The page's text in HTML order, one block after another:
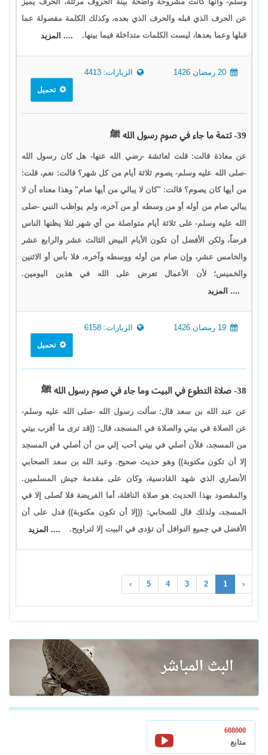
عن الحرف الذي قبله والحرف الذي بعده، وكذلك الكلمة مفصولة عما
قبلها وعما بعدها، ليست الكلمات متداخلة فيما بينها.
.... المزيد
الزيارات: 4413
تحميل
39- تتمة ما جاء في صوم رسول الله ﷺ
عن معاذة قالت: قلت لعائشة -رضي الله عنها- هل كان رسول الله
-صلى الله عليه وسلم- يصوم ثلاثة أيام من كل شهر؟ قالت: نعم، قلت:
من أيها كان يصوم؟ قالت: "كان لا يبالي من أيها صام" وهذا معناه أن لا
يبالي صام من أوله أو من وسطه أو من آخره، ولم يواظب النبي -صلى
الله عليه وسلم- على ثلاثة أيام متواصلة من أي شهر لئلا يظنها الناس
فرضاً، ولكن الأفضل أن تكون الأيام البيض الثالث عشر والرابع عشر
والخامس عشر، وإن صام من أوله ووسطه وآخره، فلا بأس أو الاثنين
والخميس؛ لأن الأعمال تعرض على الله في هذين اليومين.
.... المزيد
الزيارات: 6158
تحميل
38- صلاة التطوع في البيت وما جاء في صوم رسول الله ﷺ
عن عبد الله بن سعد قال: سألت رسول الله -صلى الله عليه وسلم-
عن الصلاة في بيتي والصلاة في المسجد، قال: ((قد ترى ما أقرب بيتي
من المسجد، فلأن أصلي في بيتي أحب إلي من أن أصلي في المسجد
إلا أن تكون مكتوبة)) وهو حديث صحيح. وعبد الله بن سعد الصحابي
الأنصاري الذي شهد القادسية، وكان على مقدمة جيش المسلمين.
والمقصود بهذا الحديث هو صلاة النافلة، أما الفريضة فلا تُصلى إلا في
المسجد، ولذلك قال للصحابي: ((إلا أن تكون مكتوبة)) فدل على أن
الأفضل في جميع النوافل أن تؤدى في البيت إلا لتراويح.
.... المزيد
‹
1
2
3
4
5
›
608000
متابع